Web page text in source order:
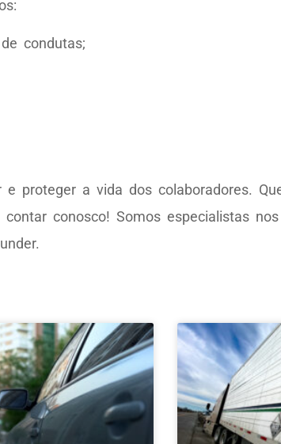
condutas;
proteger a vida dos colaboradores.
conosco! Somos especialistas